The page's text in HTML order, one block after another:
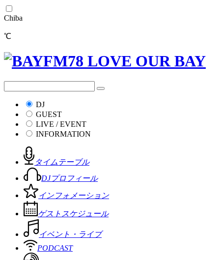
Chiba
℃
DJ
GUEST
LIVE / EVENT
INFORMATION
タイムテーブル
DJプロフィール
インフォメーション
ゲストスケジュール
イベント・ライブ
PODCAST